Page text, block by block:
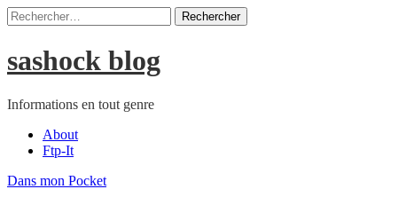
Rechercher :
sashock blog
Informations en tout genre
Main
menu
Skip
About
Ftp-It
Dans mon Pocket